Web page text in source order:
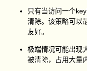
只有当访问一个
清除。该策略可以
友好。
极端情况可能出现
被清除，占用大量